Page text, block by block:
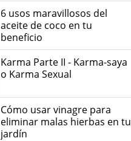
6 usos maravillosos del
aceite de coco en tu
beneficio
Karma Parte II - Karma-saya
o Karma Sexual
Cómo usar vinagre para
eliminar malas hierbas en tu
jardín